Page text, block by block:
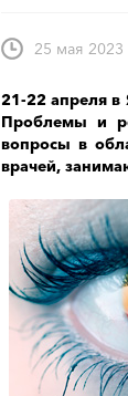
25 мая 2023
21-22 апреля
Проблемы и
вопросы в
врачей,